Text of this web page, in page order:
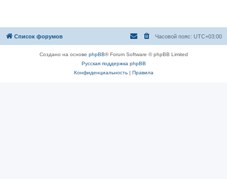
Список форумов Часовой пояс: UTC+03:00
Создано на основе phpBB® Forum Software © phpBB Limited
Русская поддержка phpBB
Конфиденциальность| Правила